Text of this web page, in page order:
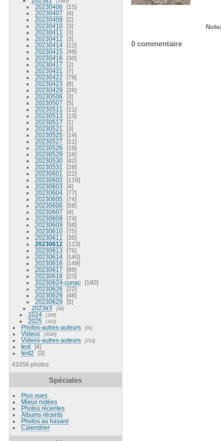
20230406
15
20230407
4
20230409
2
20230410
3
20230411
3
20230412
3
20230414
12
20230415
49
20230416
30
20230417
2
20230421
7
20230422
79
20230423
8
20230429
26
20230506
3
20230507
5
20230511
11
20230513
13
20230517
1
20230521
3
20230525
14
20230527
11
20230528
19
20230529
18
20230530
42
20230531
28
20230601
22
20230602
118
20230603
4
20230604
77
20230605
74
20230606
58
20230607
4
20230608
74
20230609
58
20230610
75
20230611
35
20230612
123
20230613
76
20230614
140
20230616
149
20230617
89
20230618
23
20230624-cunac
180
20230626
22
20230628
48
20230629
5
2023tr3
56
2024 169
2025 163
Photos-autres-auteurs 91
Videos 3540
Videos-autres-auteurs 210
test
4
test2
3
43356 photos
Spéciales
Plus vues
Mieux notées
Photos récentes
Albums récents
Photos au hasard
Calendrier
0 commentaire